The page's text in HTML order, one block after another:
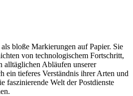
bloße Markierungen auf Papier. Sie
von technologischem Fortschritt,
alltäglichen Abläufen unserer
ein tieferes Verständnis ihrer Arten und
faszinierende Welt der Postdienste